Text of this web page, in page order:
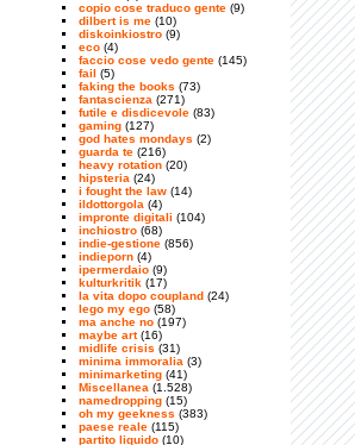
copio cose traduco gente (9)
dilbert is me (10)
diskoinkiostro (9)
eco (4)
faccio cose vedo gente (145)
fail (5)
faking the books (73)
fantascienza (271)
futile e disdicevole (83)
gaming (127)
god hates mondays (2)
guarda te (216)
heavy rotation (20)
hipsteria (24)
i fought the law (14)
ildottorgola (4)
impronte digitali (104)
inchiostro (68)
indie-gestione (856)
indieporn (4)
ipermerdaio (9)
kulturkritik (17)
la vita dopo coupland (24)
lego my ego (58)
ma anche no (197)
maybe art(16)
midlife crisis (31)
minima immoralia (3)
minimarketing (41)
Miscellanea (1.528)
namedropping (15)
oh my geekness (383)
paese reale (115)
partito liquido (10)